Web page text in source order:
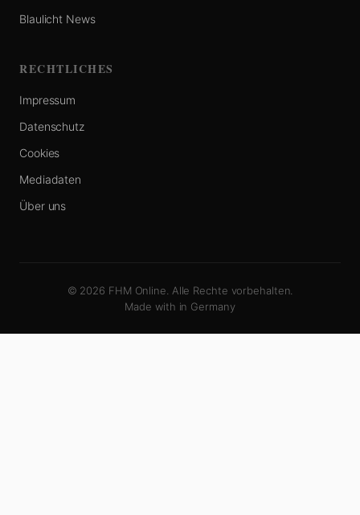
Blaulicht News
RECHTLICHES
Impressum
Datenschutz
Cookies
Mediadaten
Über uns
© 2026 FHM Online. Alle Rechte vorbehalten.
Made with in Germany